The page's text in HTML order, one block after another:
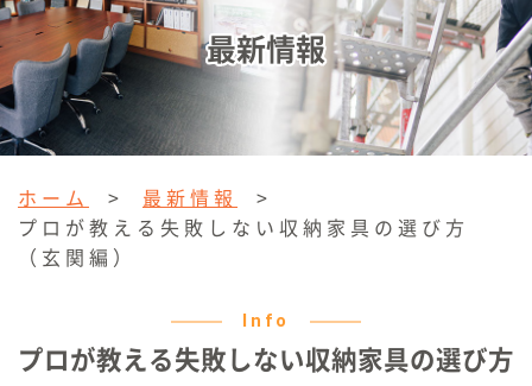
最新情報
ホーム > 最新情報
>
プロが教える失敗しない収納家具の選び方
（玄関編）
Info
プロが教える失敗しない収納家具の選び方